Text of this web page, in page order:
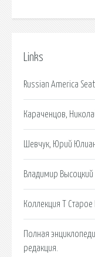
Links
Russian America
Караченцов,
Шевчук, Юрий
Владимир Высоцкий
Коллекция Т Старое
Полная
редакция.